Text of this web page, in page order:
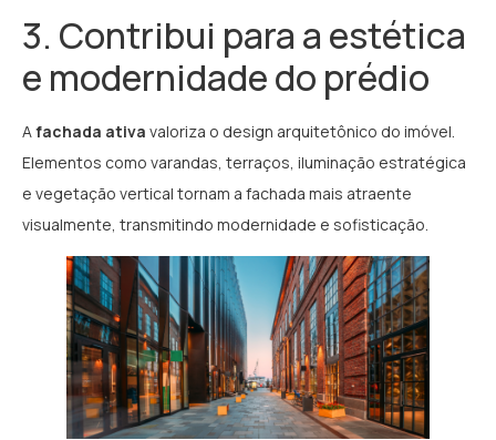
3. Contribui para a estética
e modernidade do prédio
A fachada ativa valoriza o design arquitetônico do imóvel.
Elementos como varandas, terraços, iluminação estratégica
e vegetação vertical tornam a fachada mais atraente
visualmente, transmitindo modernidade e sofisticação.